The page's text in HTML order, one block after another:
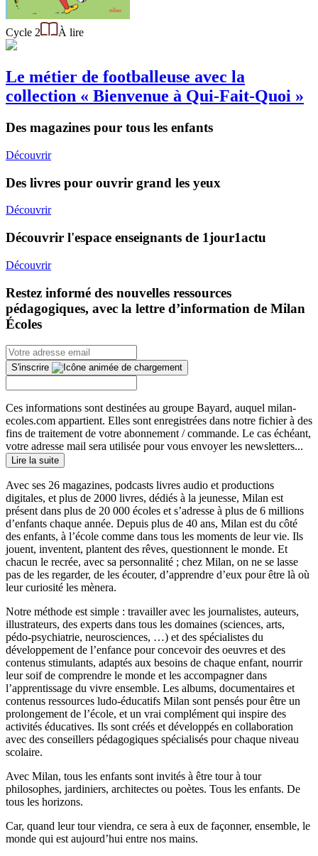
Cycle 2 À lire
Le métier de footballeuse avec la
collection « Bienvenue à Qui-Fait-Quoi »
Des magazines pour tous les enfants
Découvrir
Des livres pour ouvrir grand les yeux
Découvrir
Découvrir l'espace enseignants de 1jour1actu
Découvrir
Restez informé des nouvelles ressources
pédagogiques, avec la lettre d’information de Milan
Écoles
S'inscrire
Ces informations sont destinées au groupe Bayard, auquel milan-
ecoles.com appartient. Elles sont enregistrées dans notre fichier à des
fins de traitement de votre abonnement / commande. Le cas échéant,
votre adresse mail sera utilisée pour vous envoyer les newsletters...
Lire la suite
Avec ses 26 magazines, podcasts livres audio et productions
digitales, et plus de 2000 livres, dédiés à la jeunesse, Milan est
présent dans plus de 20 000 écoles et s’adresse à plus de 6 millions
d’enfants chaque année. Depuis plus de 40 ans, Milan est du côté
des enfants, à l’école comme dans tous les moments de leur vie. Ils
jouent, inventent, plantent des rêves, questionnent le monde. Et
chacun le recrée, avec sa personnalité ; chez Milan, on ne se lasse
pas de les regarder, de les écouter, d’apprendre d’eux pour être là où
leur curiosité les mènera.
Notre méthode est simple : travailler avec les journalistes, auteurs,
illustrateurs, des experts dans tous les domaines (sciences, arts,
pédo-psychiatrie, neurosciences, …) et des spécialistes du
développement de l’enfance pour concevoir des oeuvres et des
contenus stimulants, adaptés aux besoins de chaque enfant, nourrir
leur soif de comprendre le monde et les accompagner dans
l’apprentissage du vivre ensemble. Les albums, documentaires et
contenus ressources ludo-éducatifs Milan sont pensés pour être un
prolongement de l’école, et un vrai complément qui inspire des
activités éducatives. Ils sont créés et développés en collaboration
avec des conseillers pédagogiques spécialisés pour chaque niveau
scolaire.
Avec Milan, tous les enfants sont invités à être tour à tour
philosophes, jardiniers, architectes ou poètes. Tous les enfants. De
tous les horizons.
Car, quand leur tour viendra, ce sera à eux de façonner, ensemble, le
monde qui est aujourd’hui entre nos mains.